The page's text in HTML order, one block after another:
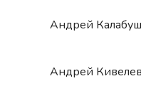
Андрей
Андрей